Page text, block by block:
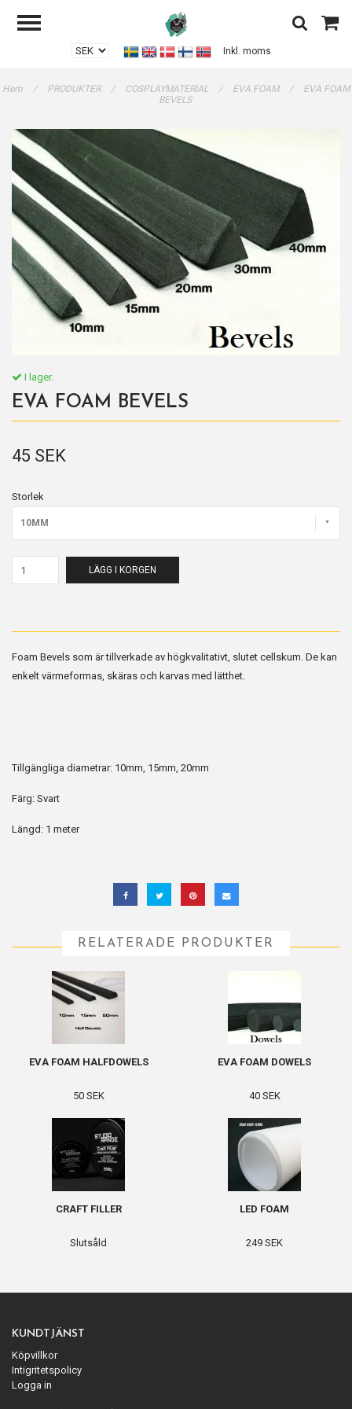
Inkl. moms
Hem / PRODUKTER / COSPLAYMATERIAL / EVA FOAM /
EVA FOAM
BEVELS
I lager.
EVA FOAM BEVELS
45 SEK
Storlek
10MM
LÄGG I KORGEN
Foam Bevels som är tillverkade av högkvalitativt, slutet cellskum. De kan
enkelt värmeformas, skäras och karvas med lätthet.
Tillgängliga diametrar: 10mm, 15mm, 20mm
Färg: Svart
Längd: 1 meter
RELATERADE PRODUKTER
EVA FOAM HALFDOWELS
50 SEK
EVA FOAM DOWELS
40 SEK
CRAFT FILLER
Slutsåld
LED FOAM
249 SEK
KUNDTJÄNST
Köpvillkor
Intigritetspolicy
Logga in